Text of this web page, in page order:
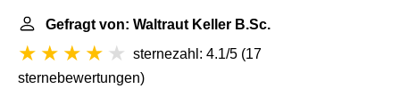
Gefragt von: Waltraut Keller B.Sc.
sternezahl: 4.1/5 (17
sternebewertungen)